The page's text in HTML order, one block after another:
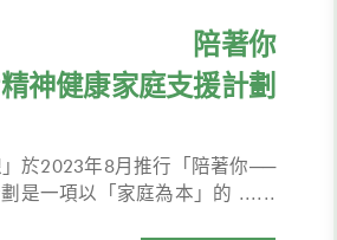
陪著你
神健康家庭支援計劃
於2023年8月推行「陪著你──
是一項以「家庭為本」的 ......